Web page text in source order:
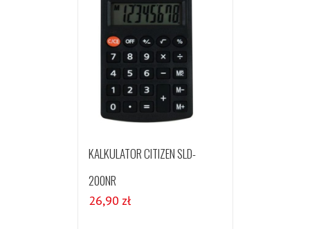
KALKULATOR CITIZEN SLD-
200NR
26,90 zł